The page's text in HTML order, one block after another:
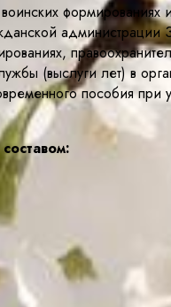
формированиях
(выслуги лет) в
пособия